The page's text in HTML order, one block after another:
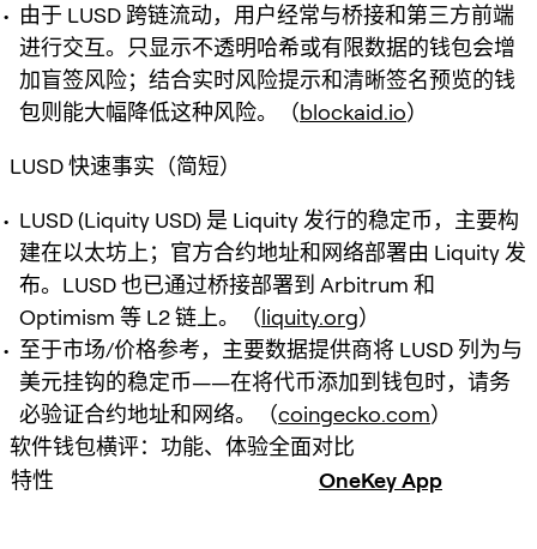
由于 LUSD 跨链流动，用户经常与桥接和第三方前端
进行交互。只显示不透明哈希或有限数据的钱包会增
加盲签风险；结合实时风险提示和清晰签名预览的钱
包则能大幅降低这种风险。（blockaid.io）
LUSD 快速事实（简短）
LUSD (Liquity USD) 是 Liquity 发行的稳定币，主要构
建在以太坊上；官方合约地址和网络部署由 Liquity 发
布。LUSD 也已通过桥接部署到 Arbitrum 和
Optimism 等 L2 链上。（liquity.org）
至于市场/价格参考，主要数据提供商将 LUSD 列为与
美元挂钩的稳定币——在将代币添加到钱包时，请务
必验证合约地址和网络。（coingecko.com）
软件钱包横评：功能、体验全面对比
特性
OneKey App